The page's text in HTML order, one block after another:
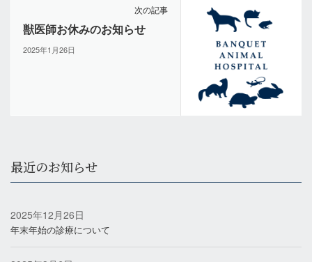
次の記事
獣医師お休みのお知らせ
2025年1月26日
最近のお知らせ
2025年12月26日
年末年始の診療について